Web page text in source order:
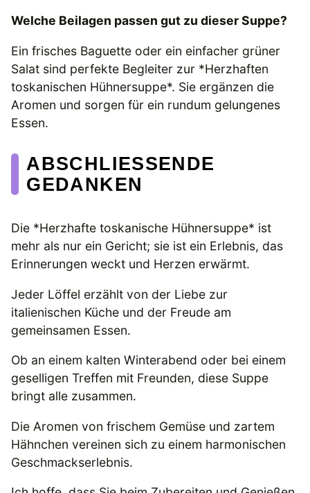
Welche Beilagen passen gut zu dieser Suppe?
Ein frisches Baguette oder ein einfacher grüner
Salat sind perfekte Begleiter zur *Herzhaften
toskanischen Hühnersuppe*. Sie ergänzen die
Aromen und sorgen für ein rundum gelungenes
Essen.
ABSCHLIESSENDE G
EDANKEN
Die *Herzhafte toskanische Hühnersuppe* ist
mehr als nur ein Gericht; sie ist ein Erlebnis, das
Erinnerungen weckt und Herzen erwärmt.
Jeder Löffel erzählt von der Liebe zur
italienischen Küche und der Freude am
gemeinsamen Essen.
Ob an einem kalten Winterabend oder bei einem
geselligen Treffen mit Freunden, diese Suppe
bringt alle zusammen.
Die Aromen von frischem Gemüse und zartem
Hähnchen vereinen sich zu einem harmonischen
Geschmackserlebnis.